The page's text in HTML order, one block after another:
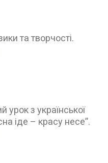
та творчості.
урок з української
іде – красу несе”.